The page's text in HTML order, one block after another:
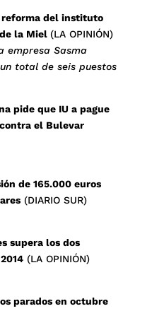
reforma del instituto
la Miel (LA OPINIÓN)
empresa Sasma
total de seis puestos
pide que IU a pague
el Bulevar
de 165.000 euros
(DIARIO SUR)
supera los dos
(LA OPINIÓN)
parados en octubre